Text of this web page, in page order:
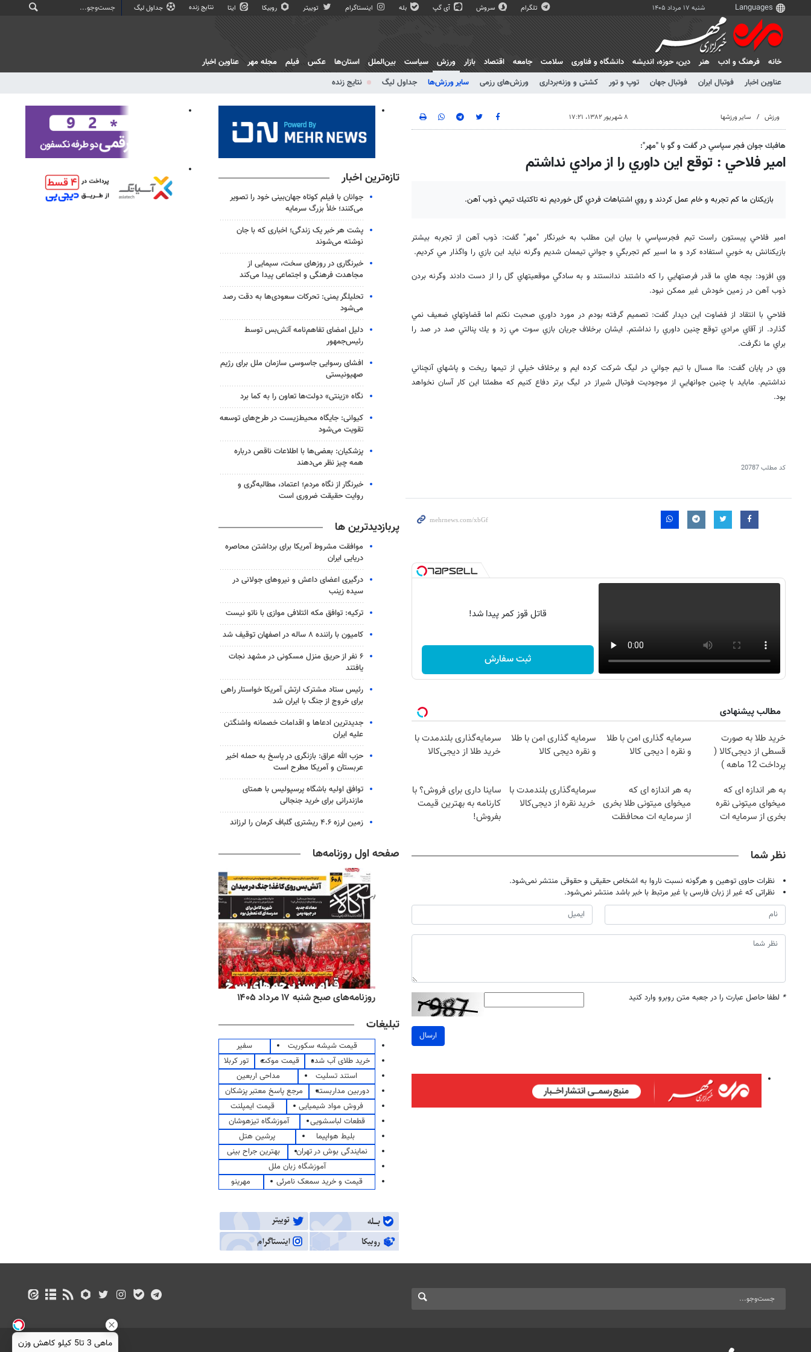
شنبه ۱۷ مرداد ۱۴۰۵ تلگرام سروش آی گپ بله اینستاگرام توییتر روبیکا ایتا نتایج زنده جداول لیگ
خانه فرهنگ و ادب هنر دين، حوزه، انديشه دانشگاه و فناوری سلامت جامعه اقتصاد بازار
ورزش
عناوین اخبار
فوتبال ایران فوتبال جهان توپ و تور کشتی و وزنه‌برداری ورزش‌های رزمی سایر ورزش‌ها جداول لیگ نتایج زنده
سیاست بین‌الملل استان‌ها عکس فیلم مجله مهر عناوین اخبار
ورزش سایر ورزشها ۸ شهریور ۱۳۸۲، ۱۷:۲۱
هافبك جوان فجر سپاسي در گفت و گو با "مهر":
امير فلاحي : توقع اين داوري را از مرادي نداشتم
بازيكنان ما كم تجربه و خام عمل كردند و روي اشتباهات فردي گل خورديم نه تاكتيك تيمي ذوب آهن.
امير فلاحي پيستون راست تيم فجرسپاسي با بيان اين مطلب به خبرنگار "مهر" گفت: ذوب آهن از تجربه بيشتر
بازيكنانش به خوبي استفاده كرد و ما اسير كم تجربگي و جواني تيممان شديم وگرنه نبايد اين بازي را واگذار مي كرديم.
وي افزود: بچه هاي ما قدر فرصتهايي را كه داشتند ندانستند و به سادگي موقعيتهاي گل را از دست دادند وگرنه بردن
ذوب آهن در زمين خودش غير ممكن نبود.
فلاحي با انتقاد از فضاوت اين ديدار گفت: تصميم گرفته بودم در مورد داوري صحبت نكنم اما قضاوتهاي ضعيف نمي
گذارد. از آقاي مرادي توقع چنين داوري را نداشتم. ايشان برخلاف جريان بازي سوت مي زد و يك پنالتي صد در صد را
براي ما نگرفت.
وي در پايان گفت: ماا مسال با تيم جواني در ليگ شركت كرده ايم و برخلاف خيلي از تيمها ريخت و پاشهاي آنچناني
نداشتيم. مابايد با چنين جوانهايي از موجوديت فوتبال شيراز در ليگ برتر دفاع كنيم كه مطمئنا اين كار آسان نخواهد
بود.
کد مطلب20787
قاتل قوز کمر پیدا شد!
ثبت سفارش
مطالب پیشنهادی
خرید طلا به صورت
قسطی از دیجی‌کالا (
پرداخت 12 ماهه )
سرمایه گذاری امن با طلا
و نقره | دیجی کالا
سرمایه گذاری امن با طلا
و نقره دیجی کالا
سرمایه‌گذاری بلندمدت با
خرید طلا از دیجی‌کالا
به هر اندازه ای که
میخوای میتونی نقره
بخری از سرمایه ات
به هر اندازه ای که
میخوای میتونی طلا بخری
از سرمایه ات محافظت
سرمایه‌گذاری بلندمدت با
خرید نقره از دیجی‌کالا
ساینا داری برای فروش؟ با
کارنامه به بهترین قیمت
بفروش!
نظر شما
نظرات حاوی توهین و هرگونه نسبت ناروا به اشخاص حقیقی و حقوقی منتشر نمی‌شود.
نظراتی که غیر از زبان فارسی یا غیر مرتبط با خبر باشد منتشر نمی‌شود.
* لطفا حاصل عبارت را در جعبه متن روبرو وارد کنید
ارسال
تازه‌ترین اخبار
جوانان با فیلم کوتاه جهان‌بینی خود را تصویر
می‌کنند؛ خلأ بزرگ سرمایه
پشت هر خبر یک زندگی؛ اخباری که با جان
نوشته می‌شوند
خبرنگاری در روزهای سخت، سیمایی از
مجاهدت فرهنگی و اجتماعی پیدا می‌کند
تحلیلگر یمنی: تحرکات سعودی‌ها به دقت رصد
می‌شود
دلیل امضای تفاهم‌نامه آتش‌بس توسط
رئیس‌جمهور
افشای رسوایی جاسوسی سازمان ملل برای رژیم
صهیونیستی
نگاه «زینتی» دولت‌ها تعاون را به کما برد
کیوانی: جایگاه محیط‌زیست در طرح‌های توسعه
تقویت می‌شود
پزشکیان: بعضی‌ها با اطلاعات ناقص درباره
همه چیز نظر می‌دهند
خبرنگار از نگاه مردم؛ اعتماد، مطالبه‌گری و
روایت حقیقت ضروری است
پربازدیدترین ها
موافقت مشروط آمریکا برای برداشتن محاصره
دریایی ایران
درگیری اعضای داعش و نیروهای جولانی در
سیده زینب
ترکیه: توافق مکه ائتلافی موازی با ناتو نیست
کامیون با راننده ۸ ساله در اصفهان توقیف شد
۶ نفر از حریق منزل مسکونی در مشهد نجات
یافتند
رئیس ستاد مشترک ارتش آمریکا خواستار راهی
برای خروج از جنگ با ایران شد
جدیدترین ادعاها و اقدامات خصمانه واشنگتن
علیه ایران
حزب الله عراق: بازنگری در پاسخ به حمله اخیر
عربستان و آمریکا مطرح است
توافق اولیه باشگاه پرسپولیس با همتای
مازندرانی برای خرید جنجالی
زمین لرزه ۴.۶ ریشتری گلباف کرمان را لرزاند
صفحه اول روزنامه‌ها
روزنامه‌های اقتصادی شنبه ۱۷ مرداد ۱۴۰۵ روزنامه‌های ورزشی شنبه ۱۷ مرداد ۱۴۰۵ روزنامه‌های صبح شنبه ۱۷ مرداد ۱۴۰۵
تبلیغات
قیمت شیشه سکوریت
سفیر
خرید طلای آب شده
قیمت موکت
تور کربلا
استند تسلیت
مداحی اربعین
دوربین مداربسته
مرجع پاسخ معتبر پزشکان
فروش مواد شیمیایی
قیمت ایمپلنت
قطعات لباسشویی
آموزشگاه تیزهوشان
بلیط هواپیما
پرشین هتل
نمایندگی بوش در تهران
بهترین جراح بینی
آموزشگاه زبان ملل
قیمت و خرید سمعک نامرئی
مهرینو
ماهی 3 تا5 کیلو کاهش وزن